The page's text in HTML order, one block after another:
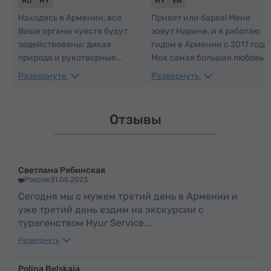
Находясь в Армении, все
Ваши органы чувств будут
задействованы: дикая
природа и рукотворные
шедевры, неповторимый
звук дудука. И чтобы всё это
ощутить, Вам нужно лишь
Развернуть
Привет или барев! Меня
зовут Нарине, и я работаю
гидом в Армении с 2017 года.
Моя самая большая любовь и
страсть – моя родина,
искренне считаю, что моя
работа – лучшая в мире: она
влюбляться в новые места и
создавать незабываемые
воспоминания. Именно это
Развернуть
Отзывы
Светлана Рябинская
Россия31.05.2023
Сегодня мы с мужем третий день в Армении и
уже третий день ездим на экскурсии с
турагенством Hyur Service.
Подъезжаем уже к Еревану, возвращаемся из
маршруту Хор Вирап, Гарни, Гегард, мастер-
Развернуть